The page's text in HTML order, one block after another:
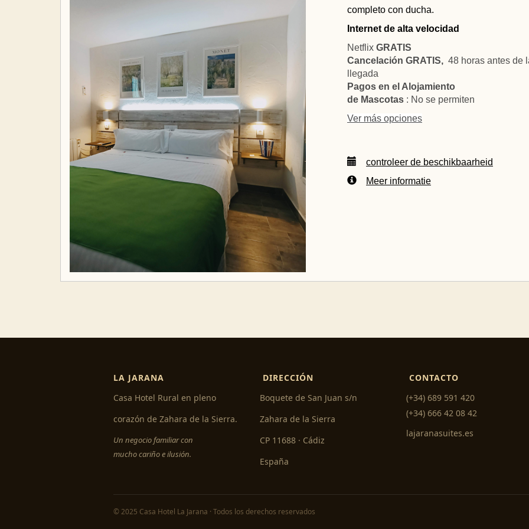
completo con ducha.
Internet de alta velocidad
Netflix GRATIS
Cancelación GRATIS, 48 horas antes de
llegada
Pagos en el Alojamiento
de Mascotas : No se permiten
Ver más opciones
controleer de beschikbaarheid
Meer informatie
LA JARANA
Casa Hotel Rural en pleno
corazón de Zahara de la Sierra.
Un negocio familiar con
mucho cariño e ilusión.
DIRECCIÓN
Boquete de San Juan s/n
Zahara de la Sierra
CP 11688 · Cádiz
España
CONTACTO
(+34) 689 591 420
(+34) 666 42 08 42
lajaranasuites.es
© 2025 Casa Hotel La Jarana · Todos los derechos reservados